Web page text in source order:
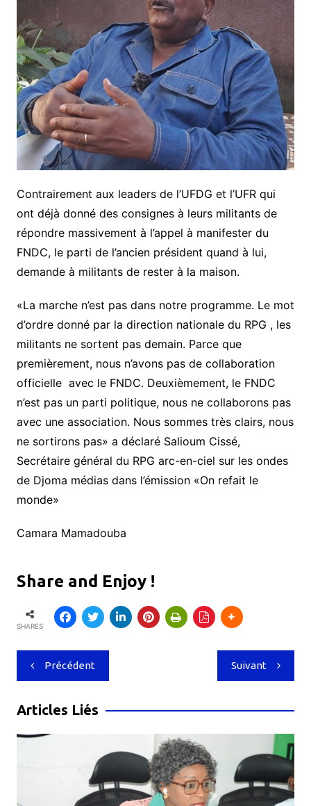
Contrairement aux leaders de l’UFDG et l’UFR qui
ont déjà donné des consignes à leurs militants de
répondre massivement à l’appel à manifester du
FNDC, le parti de l’ancien président quand à lui,
demande à militants de rester à la maison.
«La marche n’est pas dans notre programme. Le mot
d’ordre donné par la direction nationale du RPG , les
militants ne sortent pas demain. Parce que
premièrement, nous n’avons pas de collaboration
officielle avec le FNDC. Deuxièmement, le FNDC
n’est pas un parti politique, nous ne collaborons pas
avec une association. Nous sommes très clairs, nous
ne sortirons pas» a déclaré Salioum Cissé,
Secrétaire général du RPG arc-en-ciel sur les ondes
de Djoma médias dans l’émission «On refait le
monde»
Camara Mamadouba
Share and Enjoy !
SHARES
Navigation
de
l’article
Précédent Suivant
Articles Liés